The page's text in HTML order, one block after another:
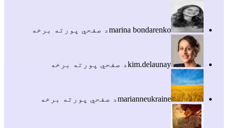
marina bondarenkoد صفحي پورته برخه
kim.delaunayد صفحي پورته برخه
marianneukraineد صفحي پورته برخه